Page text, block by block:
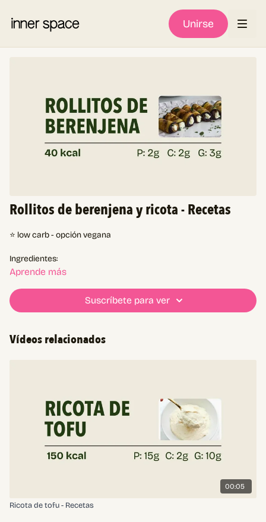
Unirse
Rollitos de berenjena y ricota - Recetas
⭐ low carb - opción vegana
Ingredientes:
berenjenas
queso crema o untable vegano
Aprende más
Suscríbete para ver
Vídeos relacionados
00:05
Ricota de tofu - Recetas